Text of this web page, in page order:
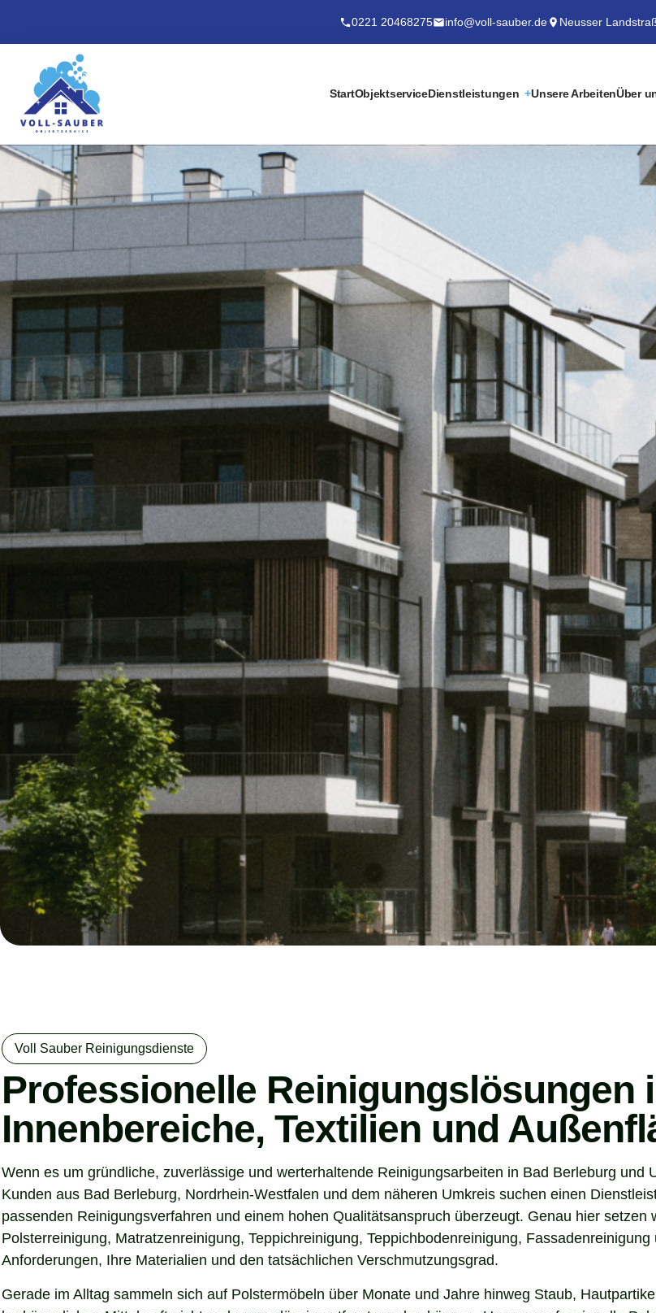
0221 20468275 info@voll-sauber.de Neusser
StartObjektserviceDienstleistungen Unsere ArbeitenÜber
Voll Sauber Reinigungsdienste
Professionelle Reinigungslösungen
Innenbereiche, Textilien und
Wenn es um gründliche, zuverlässige und werterhaltende Reinigungsarbeiten in Bad Berleburg
Kunden aus Bad Berleburg, Nordrhein-Westfalen und dem näheren Umkreis suchen einen
passenden Reinigungsverfahren und einem hohen Qualitätsanspruch überzeugt. Genau hier
Polsterreinigung, Matratzenreinigung, Teppichreinigung, Teppichbodenreinigung,
Anforderungen, Ihre Materialien und den tatsächlichen Verschmutzungsgrad.
Gerade im Alltag sammeln sich auf Polstermöbeln über Monate und Jahre hinweg Staub,